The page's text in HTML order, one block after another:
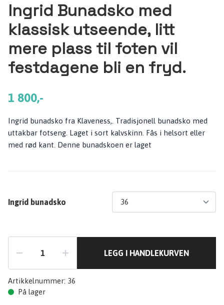
Ingrid Bunadsko med
klassisk utseende, litt
mere plass til foten vil
festdagene bli en fryd.
1 800,-
Ingrid bunadsko fra Klaveness,. Tradisjonell bunadsko med
uttakbar fotseng. Laget i sort kalvskinn. Fås i helsort eller
med rød kant. Denne bunadskoen er laget
Ingrid bunadsko
LEGG I HANDLEKURVEN
Artikkelnummer: 36
På lager